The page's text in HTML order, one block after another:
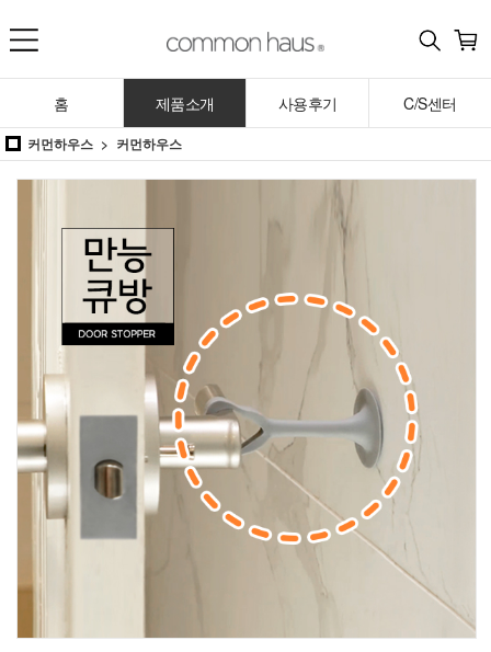
홈 제품소개 사용후기 C/S센터
커먼하우스 커먼하우스